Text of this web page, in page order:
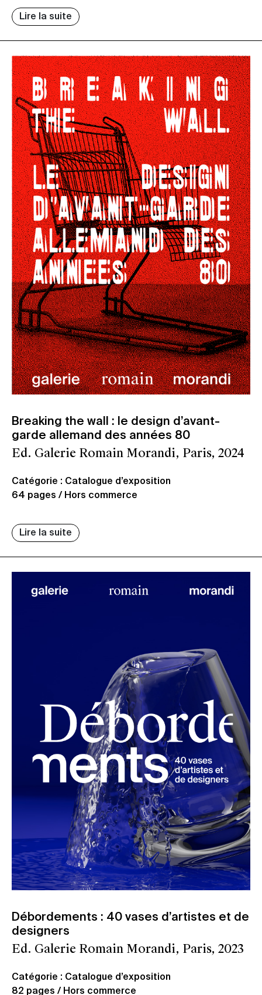
Lire la suite
Breaking the wall : le design d’avant-
garde allemand des années 80
Ed. Galerie Romain Morandi, Paris, 2024
Catégorie : Catalogue d’exposition
64 pages / Hors commerce
Lire la suite
Débordements : 40 vases d’artistes et de
designers
Ed. Galerie Romain Morandi, Paris, 2023
Catégorie : Catalogue d’exposition
82 pages / Hors commerce